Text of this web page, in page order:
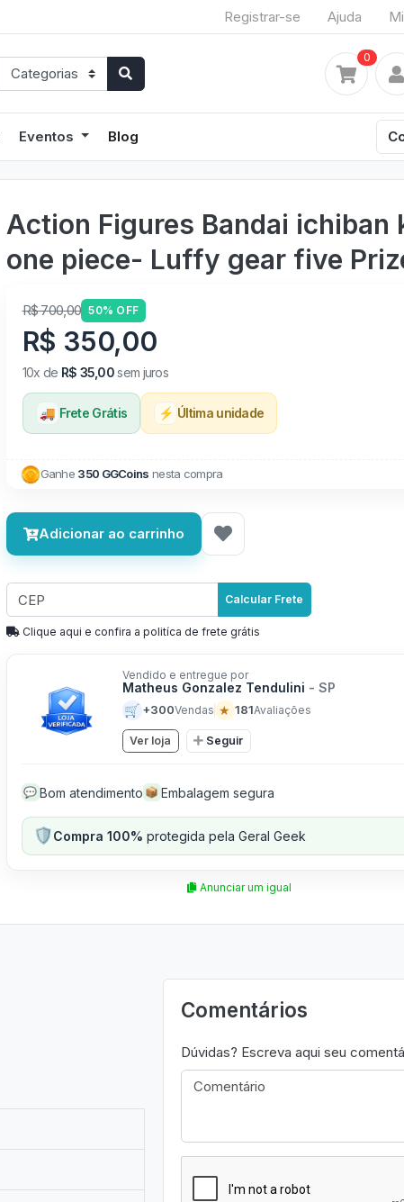
Registrar-se Ajuda
0
Eventos Blog
Action Figures Bandai ichiban
one piece- Luffy gear five
R$ 700,00 50% OFF
R$ 350,00
10x de R$ 35,00sem juros
🚚 Frete Grátis ⚡ Última unidade
Ganhe 350 GGCoins nesta compra
Adicionar ao carrinho
Calcular Frete
Clique aqui e confira a politíca de frete grátis
Vendido e entregue por
Matheus Gonzalez Tendulini - SP
🛒 +300Vendas ★ 181Avaliações
Ver loja Seguir
💬 Bom atendimento 📦 Embalagem segura
🛡️Compra 100% protegida pela Geral Geek
Anunciar um igual
Comentários
Dúvidas? Escreva aqui seu